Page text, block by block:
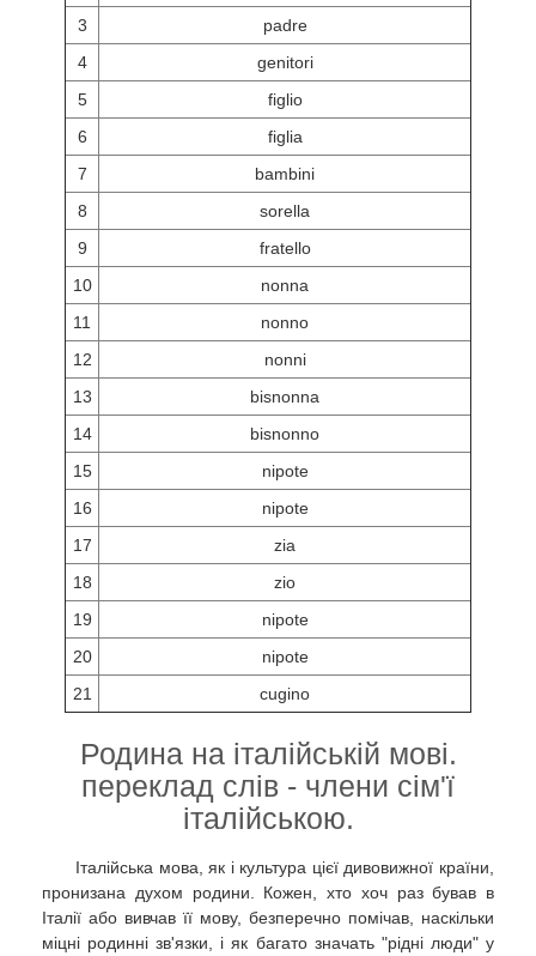
3
padre
4
genitori
5
figlio
6
figlia
7
bambini
8
sorella
9
fratello
10
nonna
11
nonno
12
nonni
13
bisnonna
14
bisnonno
15
nipote
16
nipote
17
zia
18
zio
19
nipote
20
nipote
21
cugino
Родина на італійській мові.
переклад слів - члени сім'ї
італійською.
Італійська мова, як і культура цієї дивовижної країни,
пронизана духом родини. Кожен, хто хоч раз бував в
Італії або вивчав її мову, безперечно помічав, наскільки
міцні родинні зв'язки, і як багато значать "рідні люди" у